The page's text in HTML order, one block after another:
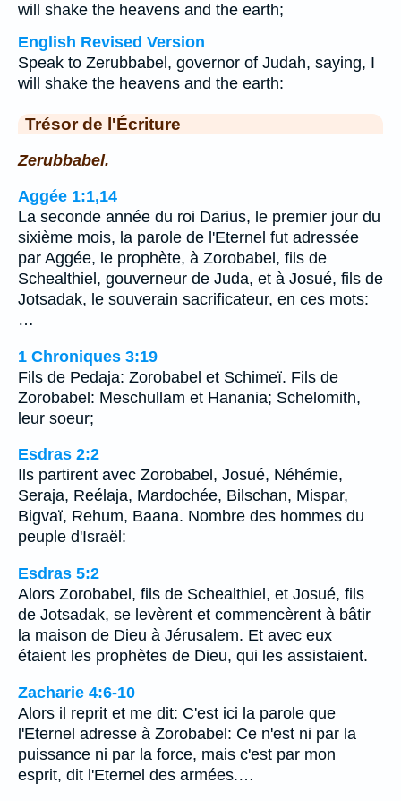
will shake the heavens and the earth;
English Revised Version
Speak to Zerubbabel, governor of Judah, saying, I
will shake the heavens and the earth:
Trésor de l'Écriture
Zerubbabel.
Aggée 1:1,14
La seconde année du roi Darius, le premier jour du
sixième mois, la parole de l'Eternel fut adressée
par Aggée, le prophète, à Zorobabel, fils de
Schealthiel, gouverneur de Juda, et à Josué, fils de
Jotsadak, le souverain sacrificateur, en ces mots:
…
1 Chroniques 3:19
Fils de Pedaja: Zorobabel et Schimeï. Fils de
Zorobabel: Meschullam et Hanania; Schelomith,
leur soeur;
Esdras 2:2
Ils partirent avec Zorobabel, Josué, Néhémie,
Seraja, Reélaja, Mardochée, Bilschan, Mispar,
Bigvaï, Rehum, Baana. Nombre des hommes du
peuple d'Israël:
Esdras 5:2
Alors Zorobabel, fils de Schealthiel, et Josué, fils
de Jotsadak, se levèrent et commencèrent à bâtir
la maison de Dieu à Jérusalem. Et avec eux
étaient les prophètes de Dieu, qui les assistaient.
Zacharie 4:6-10
Alors il reprit et me dit: C'est ici la parole que
l'Eternel adresse à Zorobabel: Ce n'est ni par la
puissance ni par la force, mais c'est par mon
esprit, dit l'Eternel des armées.…